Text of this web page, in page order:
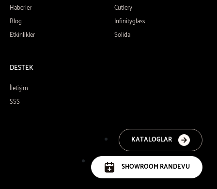
Haberler
Blog
Etkinlikler
Cutlery
Infinityglass
Solida
DESTEK
İletişim
SSS
KATALOGLAR
SHOWROOM RANDEVU